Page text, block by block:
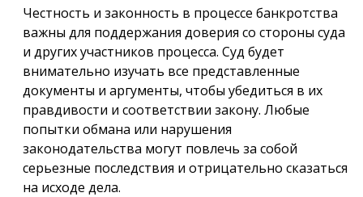
Честность и законность в процессе банкротства
важны для поддержания доверия со стороны суда
и других участников процесса. Суд будет
внимательно изучать все представленные
документы и аргументы, чтобы убедиться в их
правдивости и соответствии закону. Любые
попытки обмана или нарушения
законодательства могут повлечь за собой
серьезные последствия и отрицательно сказаться
на исходе дела.